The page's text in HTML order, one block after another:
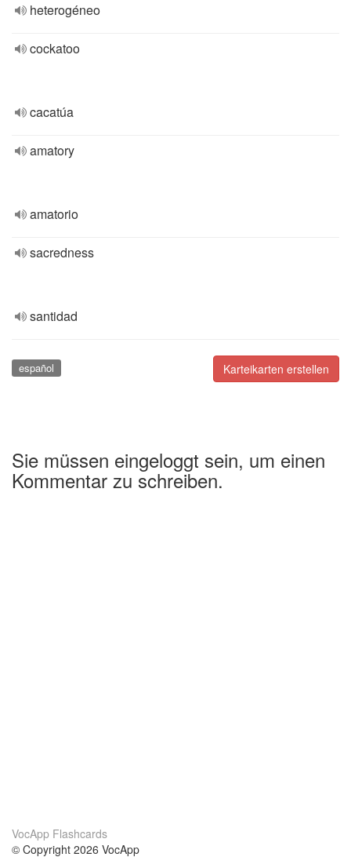
heterogéneo
cockatoo
cacatúa
amatory
amatorio
sacredness
santidad
Karteikarten erstellen
español
Sie müssen eingeloggt sein, um einen
Kommentar zu schreiben.
VocApp Flashcards
© Copyright 2026 VocApp